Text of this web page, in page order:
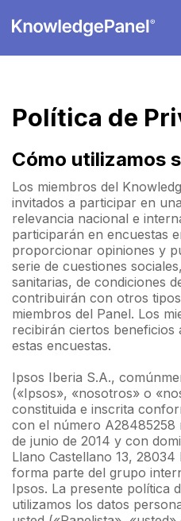
Política de
Cómo utilizamos
Los miembros del
invitados a participar en
relevancia nacional e
participarán en encuestas
proporcionar opiniones y
serie de cuestiones
sanitarias, de condiciones
contribuirán con otros
miembros del Panel. Los
recibirán ciertos beneficios
estas encuestas.
Ipsos Iberia S.A.,
(«Ipsos», «nosotros» o
constituida e inscrita
con el número A28485258
de junio de 2014 y con
Llano Castellano 13,
forma parte del grupo
Ipsos. La presente política
utilizamos los datos